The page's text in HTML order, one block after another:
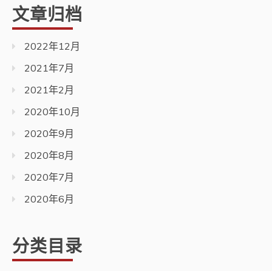
文章归档
2022年12月
2021年7月
2021年2月
2020年10月
2020年9月
2020年8月
2020年7月
2020年6月
分类目录